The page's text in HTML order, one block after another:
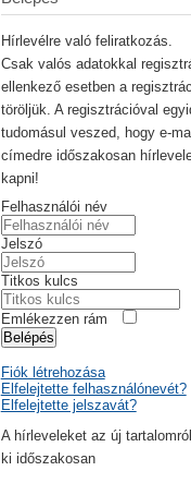
Hírlevélre való feliratkozás.
Csak valós adatokkal
ellenkező esetben a
töröljük. A regisztrációval
tudomásul veszed, hogy e-
címedre időszakosan
kapni!
Felhasználói név
Jelszó
Titkos kulcs
Emlékezzen rám
Belépés
Fiók létrehozása
Elfelejtette felhasználónevét?
Elfelejtette jelszavát?
A hírleveleket az új
ki időszakosan